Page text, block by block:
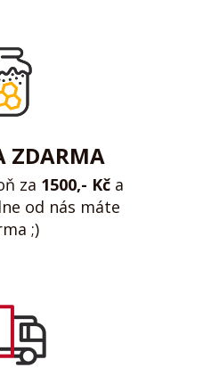
ZDARMA
za 1500,- Kč a
od nás máte
;)